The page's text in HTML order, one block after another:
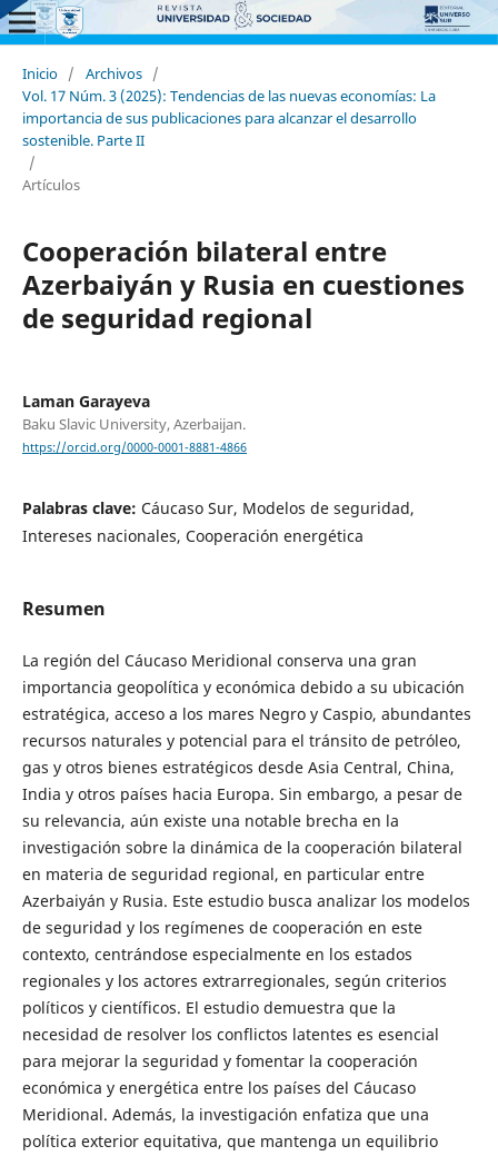
Inicio / Archivos /
Vol. 17 Núm. 3 (2025): Tendencias de las nuevas economías: La
importancia de sus publicaciones para alcanzar el desarrollo
sostenible. Parte II
/
Artículos
Cooperación bilateral entre
Azerbaiyán y Rusia en cuestiones
de seguridad regional
Laman Garayeva
Baku Slavic University, Azerbaijan.
https://orcid.org/0000-0001-8881-4866
Palabras clave: Cáucaso Sur, Modelos de seguridad,
Intereses nacionales, Cooperación energética
Resumen
La región del Cáucaso Meridional conserva una gran
importancia geopolítica y económica debido a su ubicación
estratégica, acceso a los mares Negro y Caspio, abundantes
recursos naturales y potencial para el tránsito de petróleo,
gas y otros bienes estratégicos desde Asia Central, China,
India y otros países hacia Europa. Sin embargo, a pesar de
su relevancia, aún existe una notable brecha en la
investigación sobre la dinámica de la cooperación bilateral
en materia de seguridad regional, en particular entre
Azerbaiyán y Rusia. Este estudio busca analizar los modelos
de seguridad y los regímenes de cooperación en este
contexto, centrándose especialmente en los estados
regionales y los actores extrarregionales, según criterios
políticos y científicos. El estudio demuestra que la
necesidad de resolver los conflictos latentes es esencial
para mejorar la seguridad y fomentar la cooperación
económica y energética entre los países del Cáucaso
Meridional. Además, la investigación enfatiza que una
política exterior equitativa, que mantenga un equilibrio